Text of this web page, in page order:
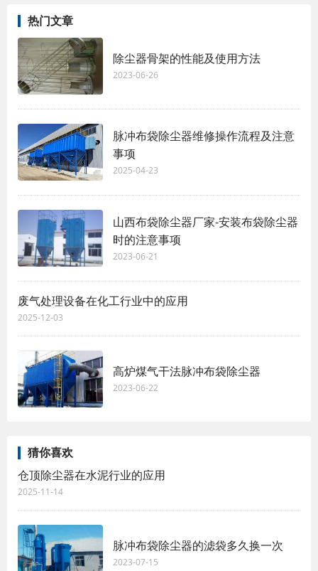
热门文章
除尘器骨架的性能及使用方法
2023-06-26
脉冲布袋除尘器维修操作流程及注意
事项
2025-04-23
山西布袋除尘器厂家-安装布袋除尘器
时的注意事项
2023-06-21
废气处理设备在化工行业中的应用
2025-12-03
高炉煤气干法脉冲布袋除尘器
2023-06-22
猜你喜欢
仓顶除尘器在水泥行业的应用
2025-11-14
脉冲布袋除尘器的滤袋多久换一次
2023-07-15